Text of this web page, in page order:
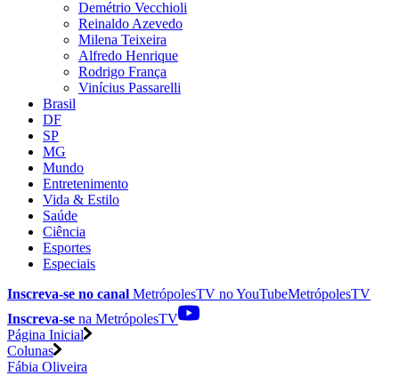
Demétrio Vecchioli
Reinaldo Azevedo
Milena Teixeira
Alfredo Henrique
Rodrigo França
Vinícius Passarelli
Brasil
DF
SP
MG
Mundo
Entretenimento
Vida & Estilo
Saúde
Ciência
Esportes
Especiais
Inscreva-se no canal MetrópolesTV noYouTubeMetrópolesTV
Inscreva-se na MetrópolesTV
Página Inicial
Colunas
Fábia Oliveira